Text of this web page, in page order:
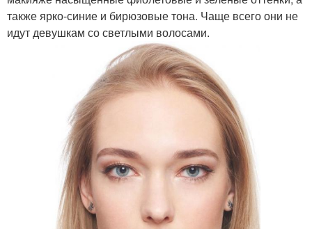
также ярко-синие и бирюзовые тона. Чаще всего они не
идут девушкам со светлыми волосами.